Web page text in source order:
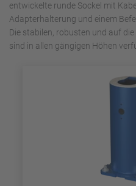
entwickelte runde Sockel mit
Adapterhalterung und einem
Die stabilen, robusten und auf
sind in allen gängigen Höhen